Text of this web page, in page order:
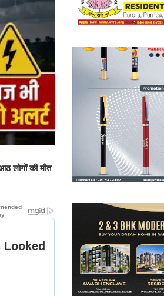
लोगों की मौत